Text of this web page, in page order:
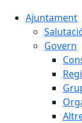
Ajuntament
Govern